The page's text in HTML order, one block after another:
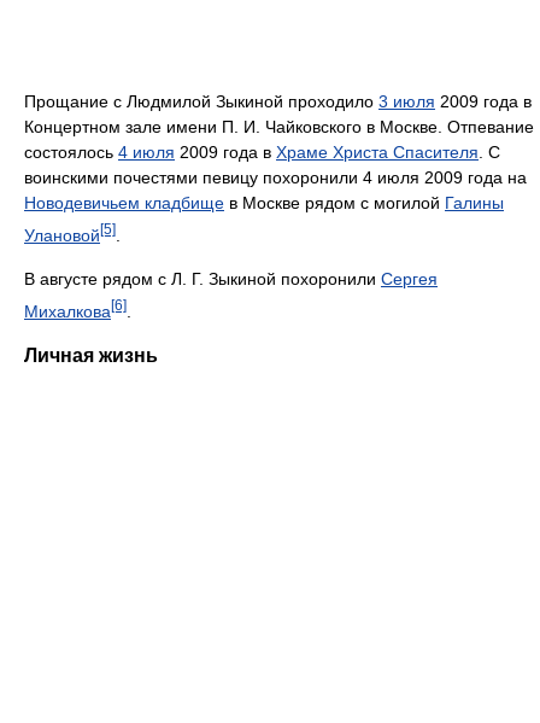
Прощание с Людмилой Зыкиной проходило 3 июля 2009 года в
Концертном зале имени П. И. Чайковского в Москве. Отпевание
состоялось 4 июля 2009 года в Храме Христа Спасителя. С
воинскими почестями певицу похоронили 4 июля 2009 года на
Новодевичьем кладбище в Москве рядом с могилой Галины
Улановой [5]
В августе рядом с Л. Г. Зыкиной похоронили Сергея
Михалкова[6]
Личная жизнь